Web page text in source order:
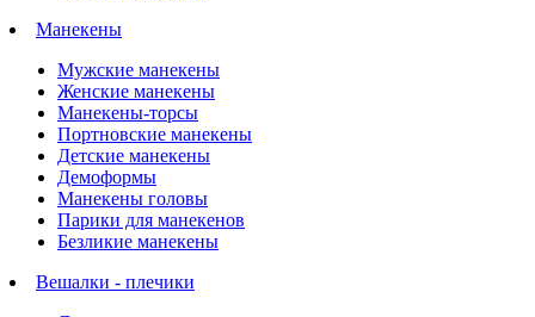
Манекены
Мужские манекены
Женские манекены
Манекены-торсы
Портновские манекены
Детские манекены
Демоформы
Манекены головы
Парики для манекенов
Безликие манекены
Вешалки - плечики